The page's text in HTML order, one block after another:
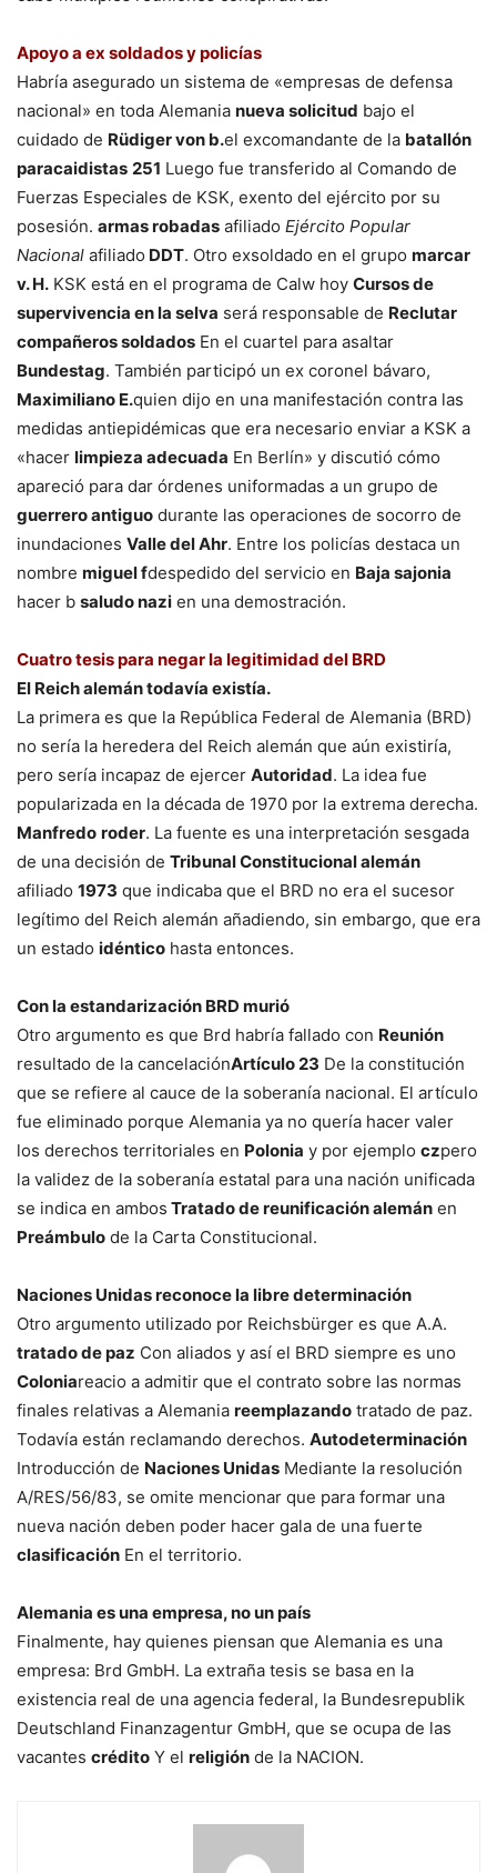
Apoyo a ex soldados y policías
Habría asegurado un sistema de «empresas de defensa
nacional» en toda Alemania nueva solicitud bajo el
cuidado de Rüdiger von b.el excomandante de la batallón
paracaidistas 251 Luego fue transferido al Comando de
Fuerzas Especiales de KSK, exento del ejército por su
posesión. armas robadas afiliado Ejército Popular
Nacional afiliado DDT. Otro exsoldado en el grupo marcar
v. H. KSK está en el programa de Calw hoy Cursos de
supervivencia en la selva será responsable de Reclutar
compañeros soldados En el cuartel para asaltar
Bundestag. También participó un ex coronel bávaro,
Maximiliano E.quien dijo en una manifestación contra las
medidas antiepidémicas que era necesario enviar a KSK a
«hacer limpieza adecuada En Berlín» y discutió cómo
apareció para dar órdenes uniformadas a un grupo de
guerrero antiguo durante las operaciones de socorro de
inundaciones Valle del Ahr. Entre los policías destaca un
nombre miguel fdespedido del servicio en Baja sajonia
hacer b saludo nazi en una demostración.
Cuatro tesis para negar la legitimidad del BRD
El Reich alemán todavía existía.
La primera es que la República Federal de Alemania (BRD)
no sería la heredera del Reich alemán que aún existiría,
pero sería incapaz de ejercer Autoridad. La idea fue
popularizada en la década de 1970 por la extrema derecha.
Manfredo roder. La fuente es una interpretación sesgada
de una decisión de Tribunal Constitucional alemán
afiliado 1973 que indicaba que el BRD no era el sucesor
legítimo del Reich alemán añadiendo, sin embargo, que era
un estado idéntico hasta entonces.
Con la estandarización BRD murió
Otro argumento es que Brd habría fallado con Reunión
resultado de la cancelaciónArtículo 23 De la constitución
que se refiere al cauce de la soberanía nacional. El artículo
fue eliminado porque Alemania ya no quería hacer valer
los derechos territoriales en Polonia y por ejemplo czpero
la validez de la soberanía estatal para una nación unificada
se indica en ambos Tratado de reunificación alemán en
Preámbulo de la Carta Constitucional.
Naciones Unidas reconoce la libre determinación
Otro argumento utilizado por Reichsbürger es que A.A.
tratado de paz Con aliados y así el BRD siempre es uno
Coloniareacio a admitir que el contrato sobre las normas
finales relativas a Alemania reemplazando tratado de paz.
Todavía están reclamando derechos. Autodeterminación
Introducción de Naciones Unidas Mediante la resolución
A/RES/56/83, se omite mencionar que para formar una
nueva nación deben poder hacer gala de una fuerte
clasificación En el territorio.
Alemania es una empresa, no un país
Finalmente, hay quienes piensan que Alemania es una
empresa: Brd GmbH. La extraña tesis se basa en la
existencia real de una agencia federal, la Bundesrepublik
Deutschland Finanzagentur GmbH, que se ocupa de las
vacantes crédito Y el religión de la NACION.